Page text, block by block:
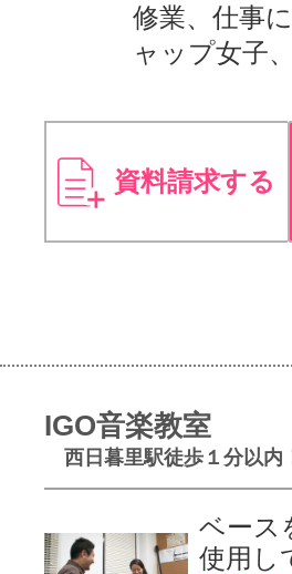
修業、仕事
ャップ女子
資料請求する
IGO音楽教室
西日暮里駅徒歩１分以内
ベース
使用し